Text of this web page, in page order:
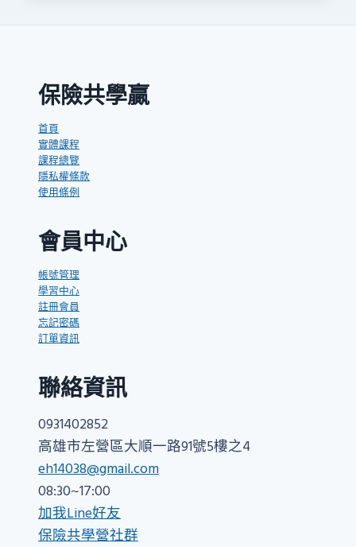
管
生
保險共學贏
首頁
實體課程
課程總覽
隱私權條款
使用條例
會員中心
帳號管理
學習中心
註冊會員
忘記密碼
訂單資訊
聯絡資訊
0931402852
高雄市左營區大順一路91號5樓之4
eh14038@gmail.com
08:30~17:00
加我Line好友
保險共學營社群